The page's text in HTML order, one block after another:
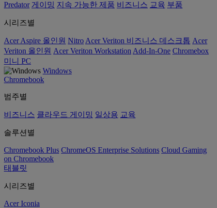
Predator 게이밍 지속 가능한 제품 비즈니스 교육 부품
시리즈별
Acer Aspire 올인원 Nitro Acer Veriton 비즈니스 데스크톱 Acer
Veriton 올인원 Acer Veriton Workstation Add-In-One Chromebox
미니 PC
Windows
Chromebook
범주별
비즈니스 클라우드 게이밍 일상용 교육
솔루션별
Chromebook Plus ChromeOS Enterprise Solutions Cloud Gaming
on Chromebook
태블릿
시리즈별
Acer Iconia